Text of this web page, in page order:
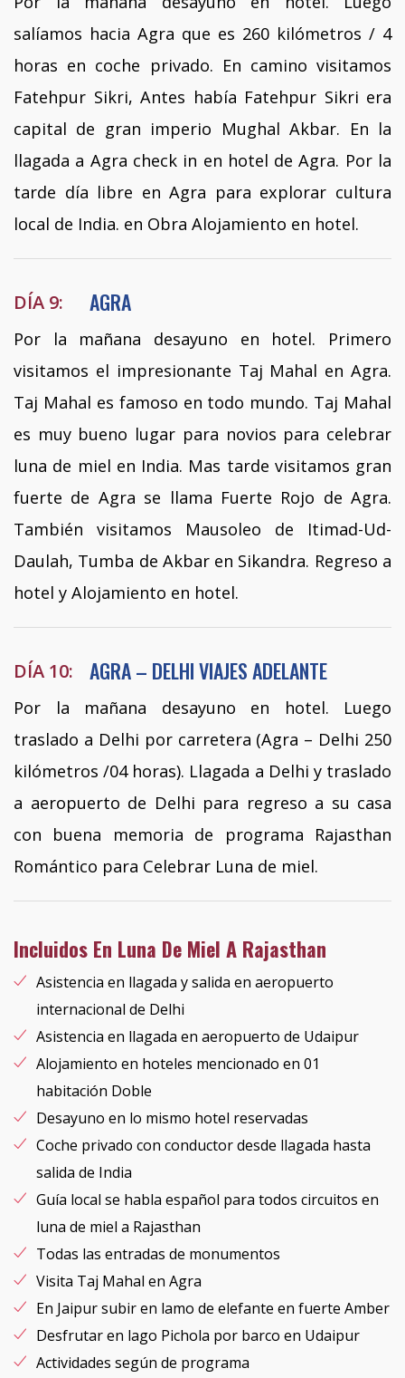
salíamos hacia Agra que es 260 kilómetros / 4
horas en coche privado. En camino visitamos
Fatehpur Sikri, Antes había Fatehpur Sikri era
capital de gran imperio Mughal Akbar. En la
llagada a Agra check in en hotel de Agra. Por la
tarde día libre en Agra para explorar cultura
local de India. en Obra Alojamiento en hotel.
DÍA 9: AGRA
Por la mañana desayuno en hotel. Primero
visitamos el impresionante Taj Mahal en Agra.
Taj Mahal es famoso en todo mundo. Taj Mahal
es muy bueno lugar para novios para celebrar
luna de miel en India. Mas tarde visitamos gran
fuerte de Agra se llama Fuerte Rojo de Agra.
También visitamos Mausoleo de Itimad-Ud-
Daulah, Tumba de Akbar en Sikandra. Regreso a
hotel y Alojamiento en hotel.
DÍA 10: AGRA – DELHI VIAJES ADELANTE
Por la mañana desayuno en hotel. Luego
traslado a Delhi por carretera (Agra – Delhi 250
kilómetros /04 horas). Llagada a Delhi y traslado
a aeropuerto de Delhi para regreso a su casa
con buena memoria de programa Rajasthan
Romántico para Celebrar Luna de miel.
Incluidos En Luna De Miel A Rajasthan
Asistencia en llagada y salida en aeropuerto
internacional de Delhi
Asistencia en llagada en aeropuerto de Udaipur
Alojamiento en hoteles mencionado en 01
habitación Doble
Desayuno en lo mismo hotel reservadas
Coche privado con conductor desde llagada hasta
salida de India
Guía local se habla español para todos circuitos en
luna de miel a Rajasthan
Todas las entradas de monumentos
Visita Taj Mahal en Agra
En Jaipur subir en lamo de elefante en fuerte Amber
Desfrutar en lago Pichola por barco en Udaipur
Actividades según de programa